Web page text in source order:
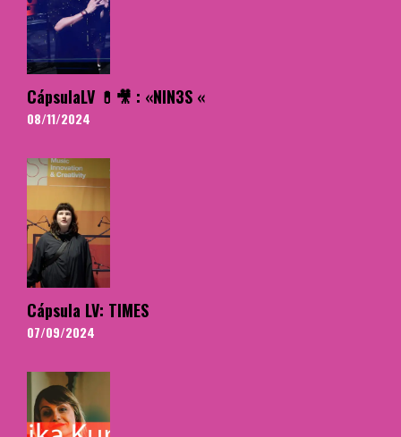
CápsulaLV 💊🎥 : «NIN3S «
08/11/2024
Cápsula LV: TIMES
07/09/2024